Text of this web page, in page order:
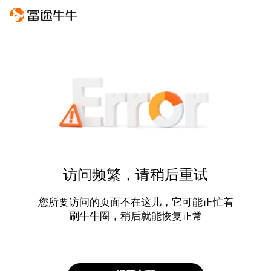
访问频繁，请稍后重试
您所要访问的页面不在这儿，它可能正忙着
刷牛牛圈，稍后就能恢复正常